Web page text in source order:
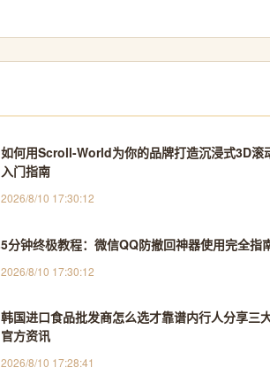
如何用Scroll-World为你的品牌打造沉浸式3D滚
入门指南
2026/8/10 17:30:12
5分钟终极教程：微信QQ防撤回神器使用完全指
2026/8/10 17:30:12
韩国进口食品批发商怎么选才靠谱内行人分享三
官方资讯
2026/8/10 17:28:41